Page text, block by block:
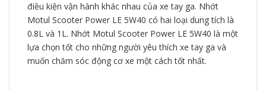
điều kiện vận hành khác nhau của xe tay ga. Nhớt
Motul Scooter Power LE 5W40 có hai loại dung tích là
0.8L và 1L. Nhớt Motul Scooter Power LE 5W40 là một
lựa chọn tốt cho những người yêu thích xe tay ga và
muốn chăm sóc động cơ xe một cách tốt nhất.